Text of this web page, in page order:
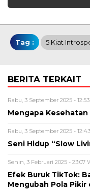
Tag : 5 Kiat
BERITA TERKAIT
Rabu, 3 September 2025 -
Mengapa
Rabu, 3 September 2025 -
Seni Hidup “Slow
Senin, 3 Februari 2025 - 23:07
Efek Buruk TikTok:
Mengubah Pola Pikir